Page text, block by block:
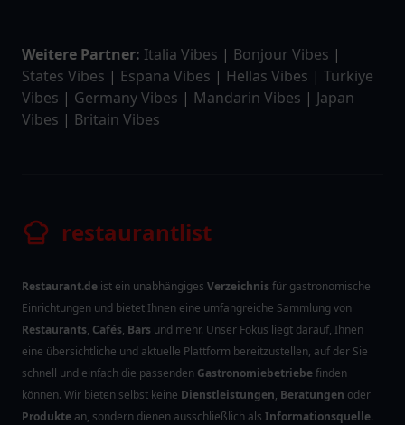
Weitere Partner: Italia Vibes | Bonjour Vibes |
States Vibes | Espana Vibes | Hellas Vibes | Türkiye
Vibes | Germany Vibes | Mandarin Vibes | Japan
Vibes | Britain Vibes
restaurantlist
Restaurant.de ist ein unabhängiges Verzeichnisfür gastronomische
Einrichtungen und bietet Ihnen eine umfangreiche Sammlung von
Restaurants, Cafés, Bars und mehr. Unser Fokus liegt darauf, Ihnen
eine übersichtliche und aktuelle Plattform bereitzustellen, auf der Sie
schnell und einfach die passenden Gastronomiebetriebefinden
können. Wir bieten selbst keine Dienstleistungen, Beratungen oder
Produkte an, sondern dienen ausschließlich als Informationsquelle.